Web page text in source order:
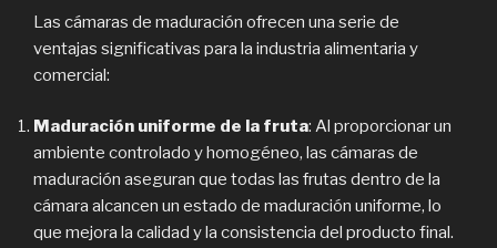
Las cámaras de maduración ofrecen una serie de
ventajas significativas para la industria alimentaria y
comercial:
Maduración uniforme de la fruta: Al proporcionar un
ambiente controlado y homogéneo, las cámaras de
maduración aseguran que todas las frutas dentro de la
cámara alcancen un estado de maduración uniforme, lo
que mejora la calidad y la consistencia del producto final.